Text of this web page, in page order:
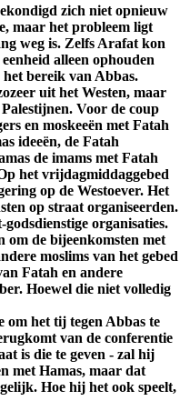
zich niet opnieuw
maar het probleem ligt
weg is. Zelfs Arafat kon
alleen ophouden
het bereik van Abbas.
uit het Westen, maar
Voor de coup
en moskeeën met Fatah
ideeën, de Fatah
de imams met Fatah
het vrijdagmiddaggebed
op de Westoever. Het
op straat organiseerden.
organisaties.
om de bijeenkomsten met
moslims van het gebed
Fatah en andere
Hoewel die niet volledig
om het tij tegen Abbas te
van de conferentie
is die te geven - zal hij
met Hamas, maar dat
Hoe hij het ook speelt,